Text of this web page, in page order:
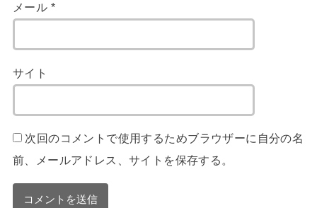
メール *
サイト
次回のコメントで使用するためブラウザーに自分の名
前、メールアドレス、サイトを保存する。